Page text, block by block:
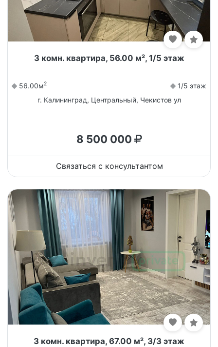
3 комн. квартира, 56.00 м², 1/5 этаж
56.00м2
1/5 этаж
г. Калининград, Центральный, Чекистов ул
8 500 000
Связаться с консультантом
3 комн. квартира, 67.00 м², 3/3 этаж